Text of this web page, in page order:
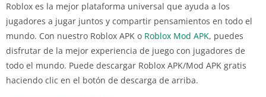
Roblox es la mejor plataforma universal que ayuda a los
jugadores a jugar juntos y compartir pensamientos en todo el
mundo. Con nuestro Roblox APK o Roblox Mod APK, puedes
disfrutar de la mejor experiencia de juego con jugadores de
todo el mundo. Puede descargar Roblox APK/Mod APK gratis
haciendo clic en el botón de descarga de arriba.